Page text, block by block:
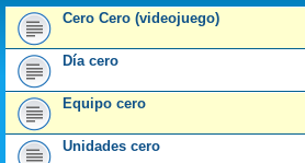
Cero Cero (videojuego)
Día cero
Equipo cero
Unidades cero